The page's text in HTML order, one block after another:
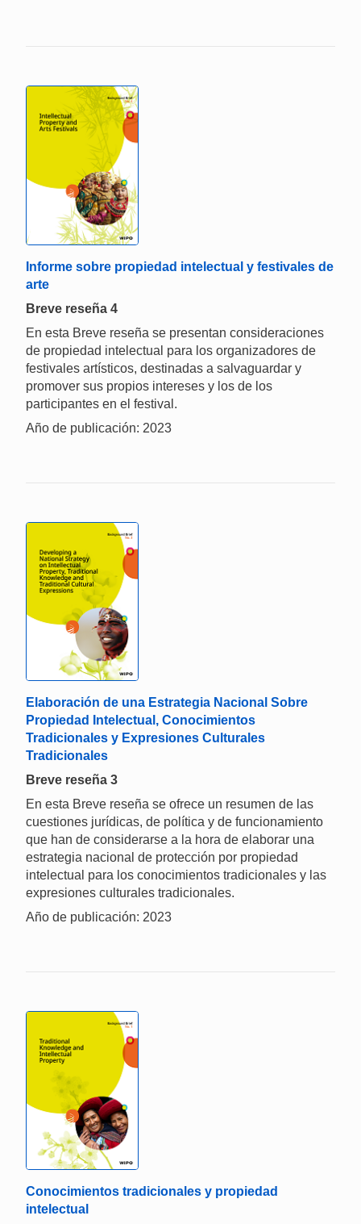
Informe sobre propiedad intelectual y festivales de
arte
Breve reseña 4
En esta Breve reseña se presentan consideraciones
de propiedad intelectual para los organizadores de
festivales artísticos, destinadas a salvaguardar y
promover sus propios intereses y los de los
participantes en el festival.
Año de publicación: 2023
Elaboración de una Estrategia Nacional Sobre
Propiedad Intelectual, Conocimientos
Tradicionales y Expresiones Culturales
Tradicionales
Breve reseña 3
En esta Breve reseña se ofrece un resumen de las
cuestiones jurídicas, de política y de funcionamiento
que han de considerarse a la hora de elaborar una
estrategia nacional de protección por propiedad
intelectual para los conocimientos tradicionales y las
expresiones culturales tradicionales.
Año de publicación: 2023
Conocimientos tradicionales y propiedad
intelectual